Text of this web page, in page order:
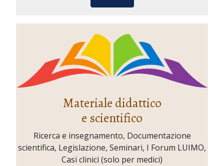
Materiale didattico
e scientifico
Ricerca e insegnamento, Documentazione
scientifica, Legislazione, Seminari, I Forum LUIMO,
Casi clinici (solo per medici)